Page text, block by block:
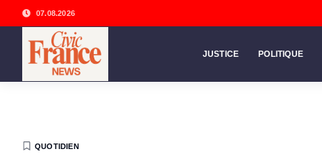
07.08.2026
JUSTICE POLITIQUE
QUOTIDIEN